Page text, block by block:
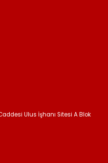
Ulus İşhanı Sitesi A Blok